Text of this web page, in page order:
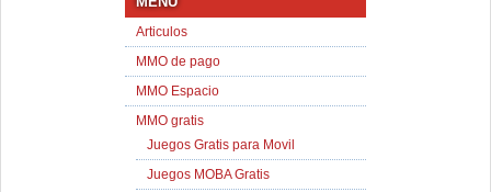
Articulos
MMO de pago
MMO Espacio
MMO gratis
Juegos Gratis para Movil
Juegos MOBA Gratis